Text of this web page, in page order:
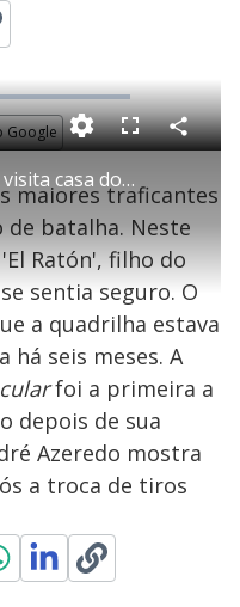
Google
Domingo Espetacular visita casa do narcotraficante 'El Ratón', filho de 'El Chapo'
F
l
s
c
r
e
n
C
o
a
i
l
a
maiores traficantes
batalha. Neste
Ratón', filho do
sentia seguro. O
a quadrilha estava
há seis meses. A
foi a primeira a
depois de sua
Azeredo mostra
a troca de tiros